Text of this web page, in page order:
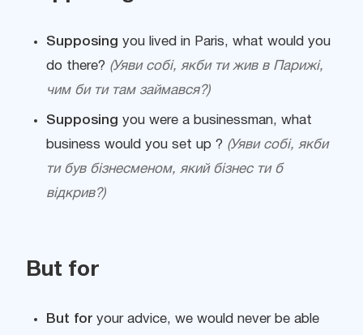
Supposing you lived in Paris, what would you
do there? (Уяви собі, якби ти жив в Парижі,
чим би ти там займався?)
Supposing you were a businessman, what
business would you set up ? (Уяви собі, якби
ти був бізнесменом, який бізнес ти б
відкрив?)
But for
But for your advice, we would never be able